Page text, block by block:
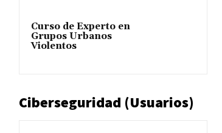
Curso de Experto en
Grupos Urbanos
Violentos
Ciberseguridad (Usuarios)